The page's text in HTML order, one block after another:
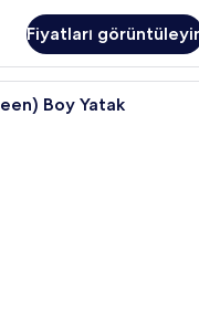
Fiyatları
Superior Oda, 1 Büyük
Boy Yatak